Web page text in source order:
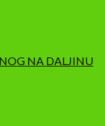
NA DALJINU